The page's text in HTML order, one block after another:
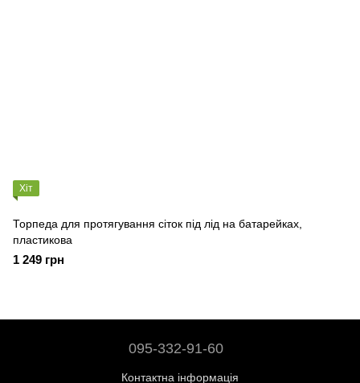
Хіт
Торпеда для протягування сіток під лід на батарейках,
пластикова
1 249 грн
095-332-91-60
Контактна інформація